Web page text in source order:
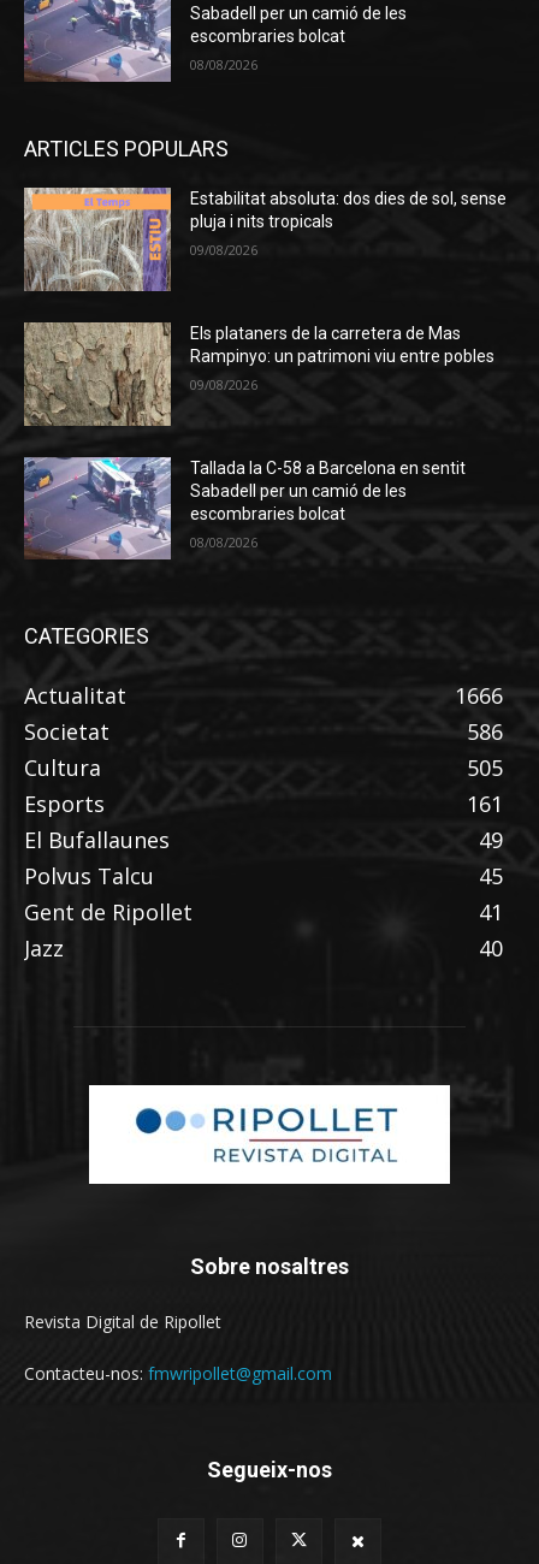
Sabadell per un camió de les
escombraries bolcat
08/08/2026
ARTICLES POPULARS
Estabilitat absoluta: dos dies de sol, sense
pluja i nits tropicals
09/08/2026
Els plataners de la carretera de Mas
Rampinyo: un patrimoni viu entre pobles
09/08/2026
Tallada la C-58 a Barcelona en sentit
Sabadell per un camió de les
escombraries bolcat
08/08/2026
CATEGORIES
Actualitat
1666
Societat
586
Cultura
505
Esports
161
El Bufallaunes
49
Polvus Talcu
45
Gent de Ripollet
41
Jazz
40
Sobre nosaltres
Revista Digital de Ripollet
Contacteu-nos: fmwripollet@gmail.com
Segueix-nos